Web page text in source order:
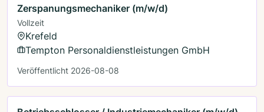
Zerspanungsmechaniker (m/w/d)
Vollzeit
Krefeld
Tempton Personaldienstleistungen GmbH
Veröffentlicht 2026-08-08